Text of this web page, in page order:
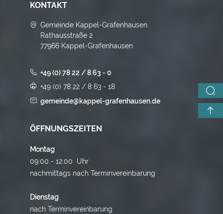
KONTAKT
Gemeinde Kappel-Grafenhausen
Rathausstraße 2
77966 Kappel-Grafenhausen
+49 (0) 78 22 / 8 63 - 0
+49 (0) 78 22 / 8 63 - 18
gemeinde@kappel-grafenhausen.de
ÖFFNUNGSZEITEN
Montag
09:00 - 12:00 Uhr
nachmittags nach Terminvereinbarung
Dienstag
nach Terminvereinbarung